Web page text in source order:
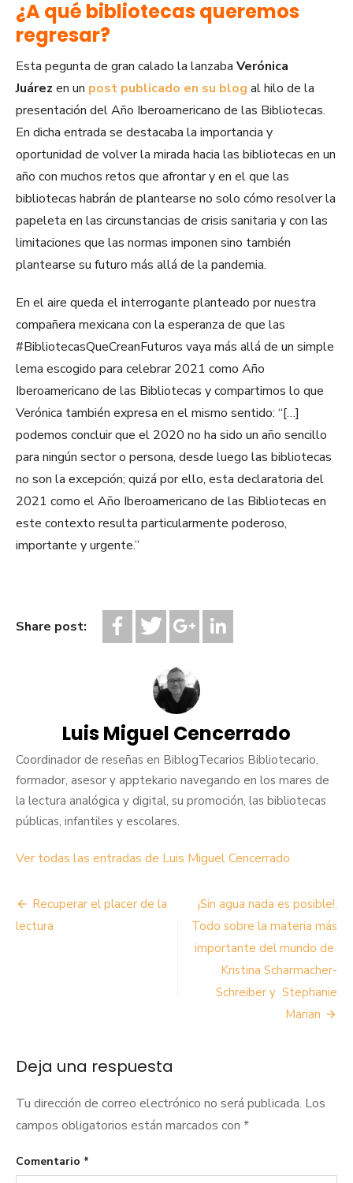
¿A qué bibliotecas queremos
regresar?
Esta pegunta de gran calado la lanzaba Verónica
Juárez en un post publicado en su blog al hilo de la
presentación del Año Iberoamericano de las Bibliotecas.
En dicha entrada se destacaba la importancia y
oportunidad de volver la mirada hacia las bibliotecas en un
año con muchos retos que afrontar y en el que las
bibliotecas habrán de plantearse no solo cómo resolver la
papeleta en las circunstancias de crisis sanitaria y con las
limitaciones que las normas imponen sino también
plantearse su futuro más allá de la pandemia.
En el aire queda el interrogante planteado por nuestra
compañera mexicana con la esperanza de que las
#BibliotecasQueCreanFuturos vaya más allá de un simple
lema escogido para celebrar 2021 como Año
Iberoamericano de las Bibliotecas y compartimos lo que
Verónica también expresa en el mismo sentido: “[…]
podemos concluir que el 2020 no ha sido un año sencillo
para ningún sector o persona, desde luego las bibliotecas
no son la excepción; quizá por ello, esta declaratoria del
2021 como el Año Iberoamericano de las Bibliotecas en
este contexto resulta particularmente poderoso,
importante y urgente.”
Share post:
Luis Miguel Cencerrado
Coordinador de reseñas en BiblogTecarios Bibliotecario,
formador, asesor y apptekario navegando en los mares de
la lectura analógica y digital, su promoción, las bibliotecas
públicas, infantiles y escolares.
Ver todas las entradas de Luis Miguel Cencerrado
Navegación
de
Recuperar el placer de la
lectura
¡Sin agua nada es posible!.
Todo sobre la materia más
importante del mundo de
Kristina Scharmacher-
Schreiber y Stephanie
Marian
Deja una respuesta
Tu dirección de correo electrónico no será publicada. Los
campos obligatorios están marcados con *
Comentario *